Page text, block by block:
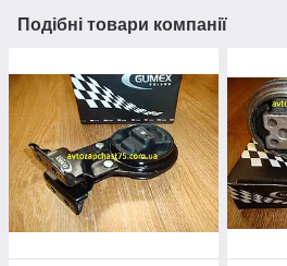
Подібні товари компанії